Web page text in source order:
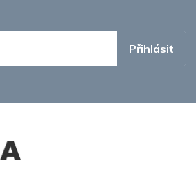
Přihlásit